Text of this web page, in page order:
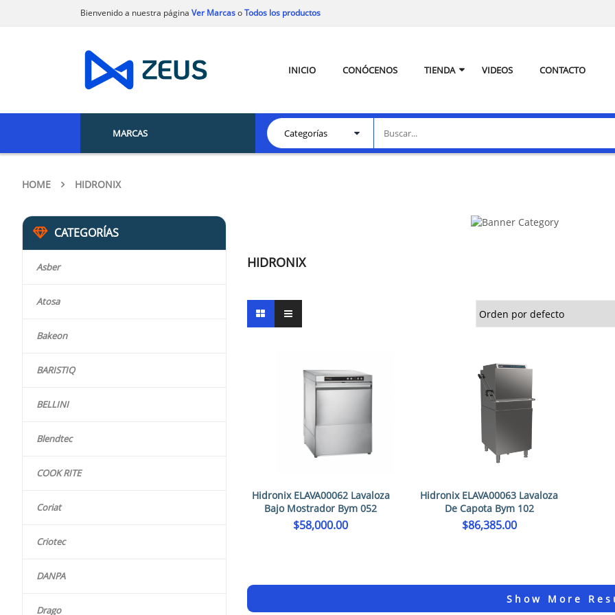
Bienvenido a nuestra página Ver MarcasoTodos los productos
INICIO CONÓCENOS TIENDA VIDEOS CONTACTO
MARCAS
HOME HIDRONIX
CATEGORÍAS
Asber
Atosa
Bakeon
BARISTIQ
BELLINI
Blendtec
COOK RITE
Coriat
Criotec
DANPA
Drago
HIDRONIX
Hidronix ELAVA00062 Lavaloza
Bajo Mostrador Bym 052
$58,000.00
Hidronix ELAVA00063 Lavaloza
De Capota Bym 102
$86,385.00